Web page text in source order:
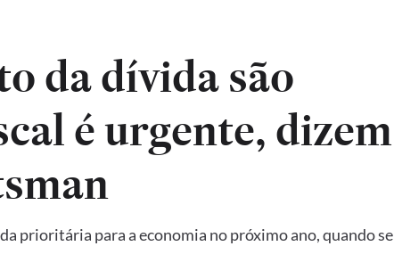
da dívida são
é urgente, dizem
prioritária para a economia no próximo ano, quando se